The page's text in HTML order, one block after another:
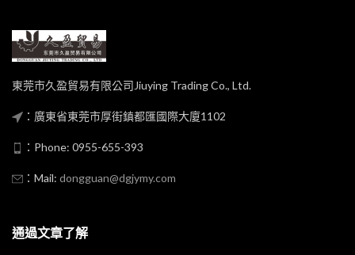
東莞市久盈貿易有限公司Jiuying Trading Co., Ltd.
：廣東省東莞市厚街鎮都匯國際大廈1102
：Phone: 0955-655-393
：Mail: dongguan@dgjymy.com
通過文章了解